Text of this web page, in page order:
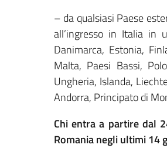
– da qualsiasi Paese
all’ingresso in Italia in
Danimarca, Estonia,
Malta, Paesi Bassi,
Ungheria, Islanda,
Andorra, Principato di
Chi entra a partire dal
Romania negli ultimi 14